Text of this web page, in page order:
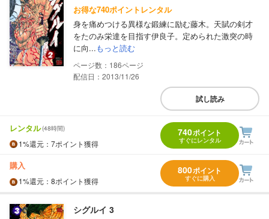
お得な740ポイントレンタル
身を痛めつける異様な鍛練に励む藤木。天賦の剣才
をたのみ栄達を目指す伊良子。定められた激突の時
に向...もっと読む
186
配信日：2013/11/26
試し読み
レンタル(48時間)
1%還元 ：7ポイント獲得
740ポイント
すぐにレンタル
購入
1%還元 ：8ポイント獲得
800ポイント
すぐに購入
シグルイ 3